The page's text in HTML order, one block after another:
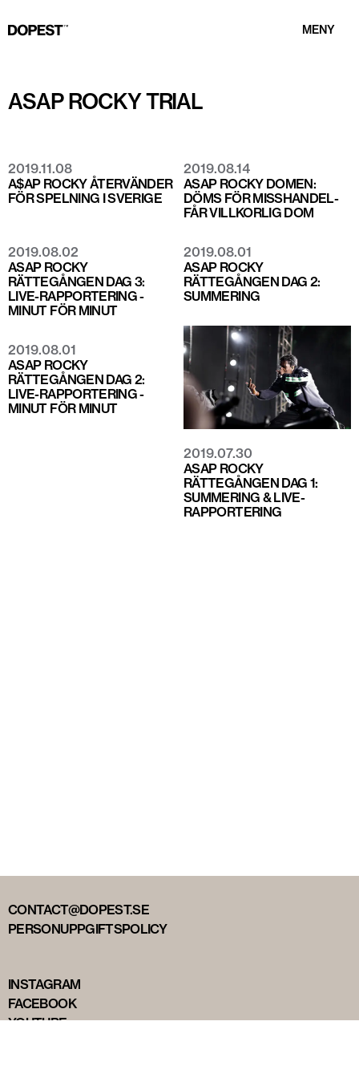
MENY
ASAP ROCKY TRIAL
2019.11.08
A$AP ROCKY ÅTERVÄNDER
FÖR SPELNING I SVERIGE
2019.08.14
ASAP ROCKY DOMEN:
DÖMS FÖR MISSHANDEL-
FÅR VILLKORLIG DOM
2019.08.02
ASAP ROCKY
RÄTTEGÅNGEN DAG 3:
LIVE-RAPPORTERING -
MINUT FÖR MINUT
2019.08.01
ASAP ROCKY
RÄTTEGÅNGEN DAG 2:
SUMMERING
2019.08.01
ASAP ROCKY
RÄTTEGÅNGEN DAG 2:
LIVE-RAPPORTERING -
MINUT FÖR MINUT
2019.07.30
ASAP ROCKY
RÄTTEGÅNGEN DAG 1:
SUMMERING & LIVE-
RAPPORTERING
CONTACT@DOPEST.SE
PERSONUPPGIFTSPOLICY
INSTAGRAM
FACEBOOK
YOUTUBE